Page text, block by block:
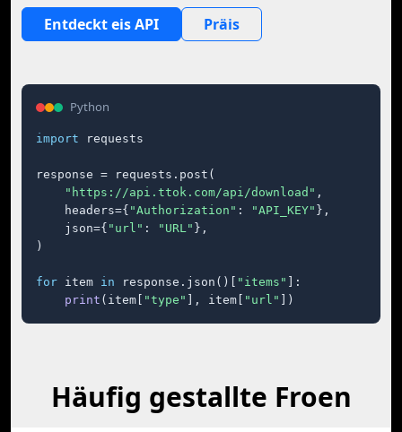
Entdeckt eis API Präis
Python
import requests
response = requests.post(
"https://api.ttok.com/api/download" ,
    headers={
"Authorization" : "API_KEY" },
    json={
"url" : "URL" },
)
for item in response.json()[ "items"
]:
print (item[ "type" ], item[ "url" ])
Häufig gestallte Froen